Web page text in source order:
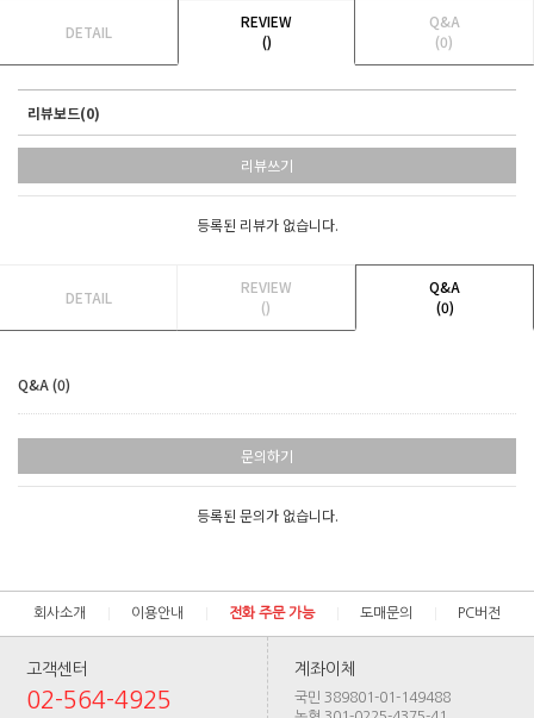
DETAIL
REVIEW
()
Q&A
(0)
리뷰보드(0)
리뷰쓰기
등록된 리뷰가 없습니다.
DETAIL
REVIEW
()
Q&A
(0)
Q&A (0)
문의하기
등록된 문의가 없습니다.
회사소개 이용안내 전화 주문 가능 도매문의 PC버전
고객센터
02-564-4925
계좌이체
국민 389801-01-149488